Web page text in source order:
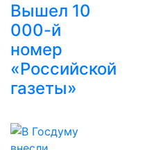
Вышел 10
000-й
номер
«Российской
газеты»